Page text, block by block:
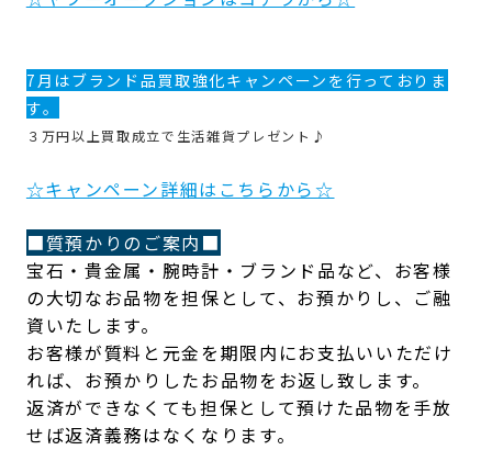
7月はブランド品買取強化キャンペーンを行っておりま
す。
３万円以上買取成立で生活雑貨プレゼント♪
☆キャンペーン詳細はこちらから☆
■質預かりのご案内■
宝石・貴金属・腕時計・ブランド品など、お客様
の大切なお品物を担保として、お預かりし、ご融
資いたします。
お客様が質料と元金を期限内にお支払いいただけ
れば、お預かりしたお品物をお返し致します。
返済ができなくても担保として預けた品物を手放
せば返済義務はなくなります。